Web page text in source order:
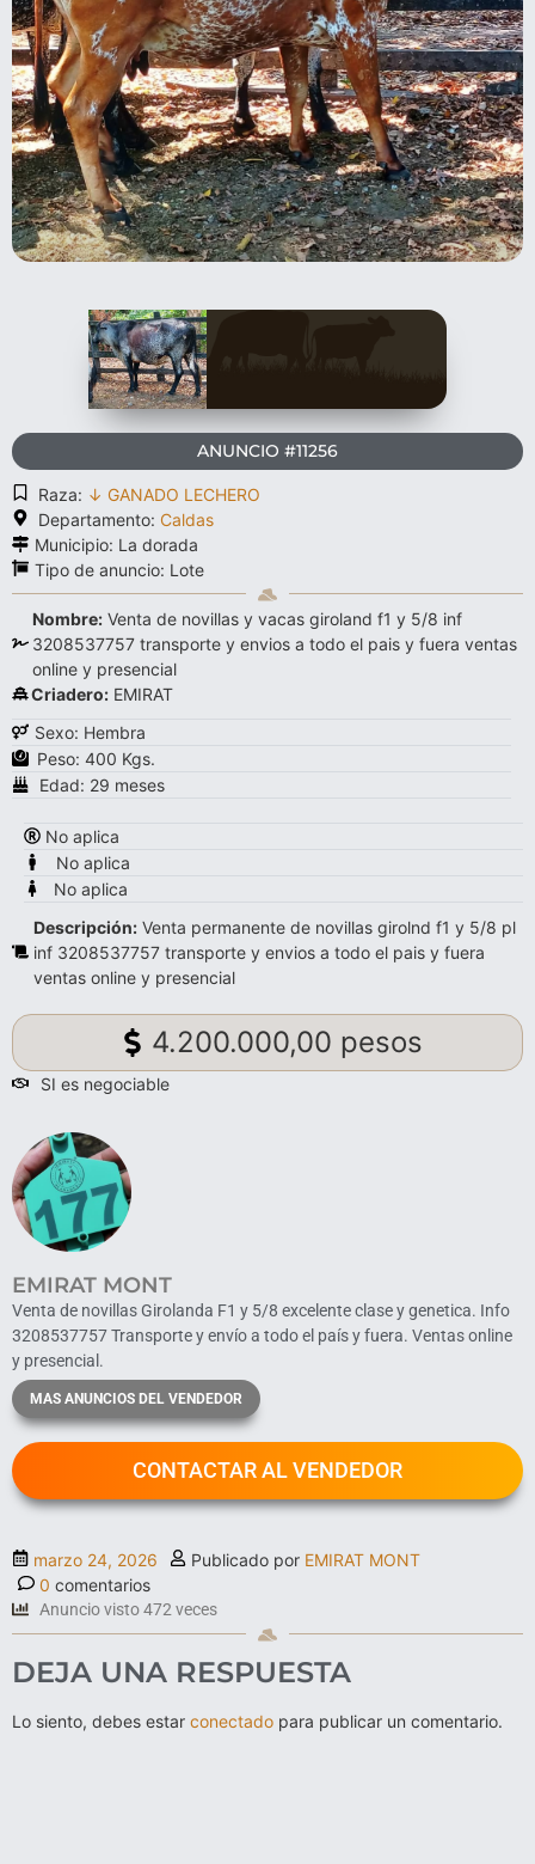
ANUNCIO #11256
Raza: ↓ GANADO LECHERO
Departamento: Caldas
Municipio: La dorada
Tipo de anuncio: Lote
Nombre: Venta de novillas y vacas giroland f1 y 5/8 inf
3208537757 transporte y envios a todo el pais y fuera ventas
online y presencial
Criadero: EMIRAT
Sexo: Hembra
Peso: 400 Kgs.
Edad: 29 meses
No aplica
No aplica
No aplica
Descripción: Venta permanente de novillas girolnd f1 y 5/8 pl
inf 3208537757 transporte y envios a todo el pais y fuera
ventas online y presencial
4.200.000,00 pesos
SI es negociable
EMIRAT MONT
Venta de novillas Girolanda F1 y 5/8 excelente clase y genetica. Info
3208537757 Transporte y envío a todo el país y fuera. Ventas online
y presencial.
MAS ANUNCIOS DEL VENDEDOR
CONTACTAR AL VENDEDOR
marzo 24, 2026 Publicado por EMIRAT MONT
0 comentarios
Anuncio visto 472 veces
DEJA UNA RESPUESTA
Lo siento, debes estar conectado para publicar un comentario.